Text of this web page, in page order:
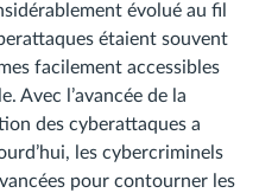
évolué au fil
étaient souvent
facilement accessibles
Avec l’avancée de la
des cyberattaques a
les cybercriminels
pour contourner les